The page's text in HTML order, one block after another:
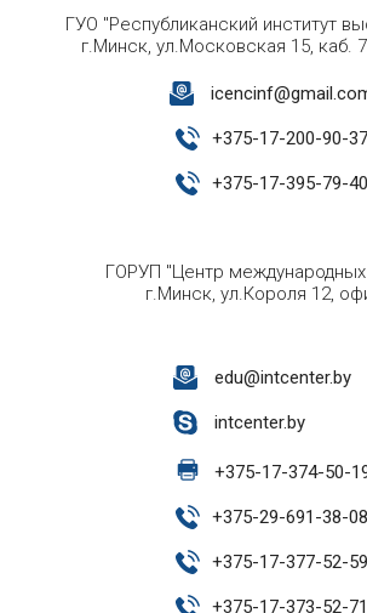
ГУО "Республиканский институт
г.Минск, ул.Московская 15, каб.
+375-17-200-90-37
+375-17-395-79-40
ГОРУП "Центр
г.Минск, ул.Короля 12,
edu@intcenter.by
intcenter.by
+375-17-374-50-
+375-29-691-38-08
+375-17-377-52-59
+375-17-373-52-71